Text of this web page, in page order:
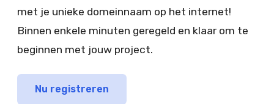
met je unieke domeinnaam op het internet!
Binnen enkele minuten geregeld en klaar om te
beginnen met jouw project.
Nu registreren